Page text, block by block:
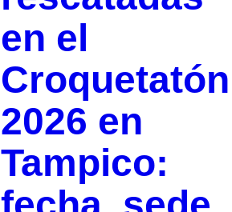
en el
Croquetatón
2026 en
Tampico: